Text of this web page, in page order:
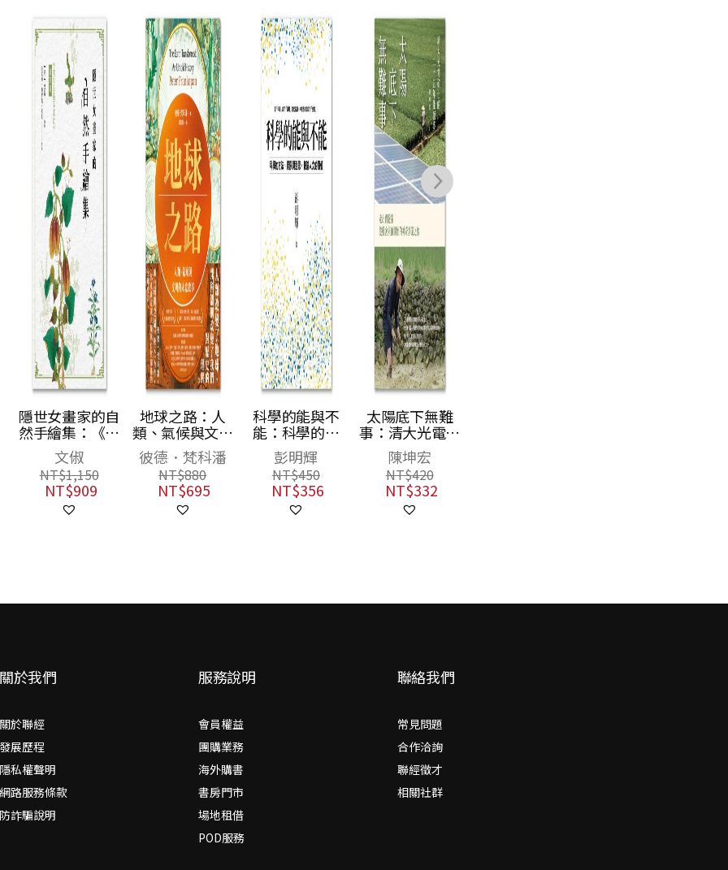
隱世女畫家的自
然手繪集：《金
石昆蟲草木狀》
藥草篇
文俶
NT$1,150
NT$909
地球之路：人
類、氣候與文明
的未竟故事
彼德．梵科潘
NT$880
NT$695
科學的能與不
能：科學的方
法、侷限與迷
思，兼論人文的
價值
彭明輝
NT$450
NT$356
太陽底下無難
事：清大光電碩
士的二十五年能
源夢，走出實驗
室，從雞舍屋頂
開始的神奇創業
之旅
陳坤宏
NT$420
NT$332
於我們
於聯經
展歷程
私權聲明
路服務條款
詐騙說明
服務說明
會員權益
團購業務
海外購書
書房門市
場地租借
POD服務
聯絡我們
常見問題
合作洽詢
聯經徵才
相關社群